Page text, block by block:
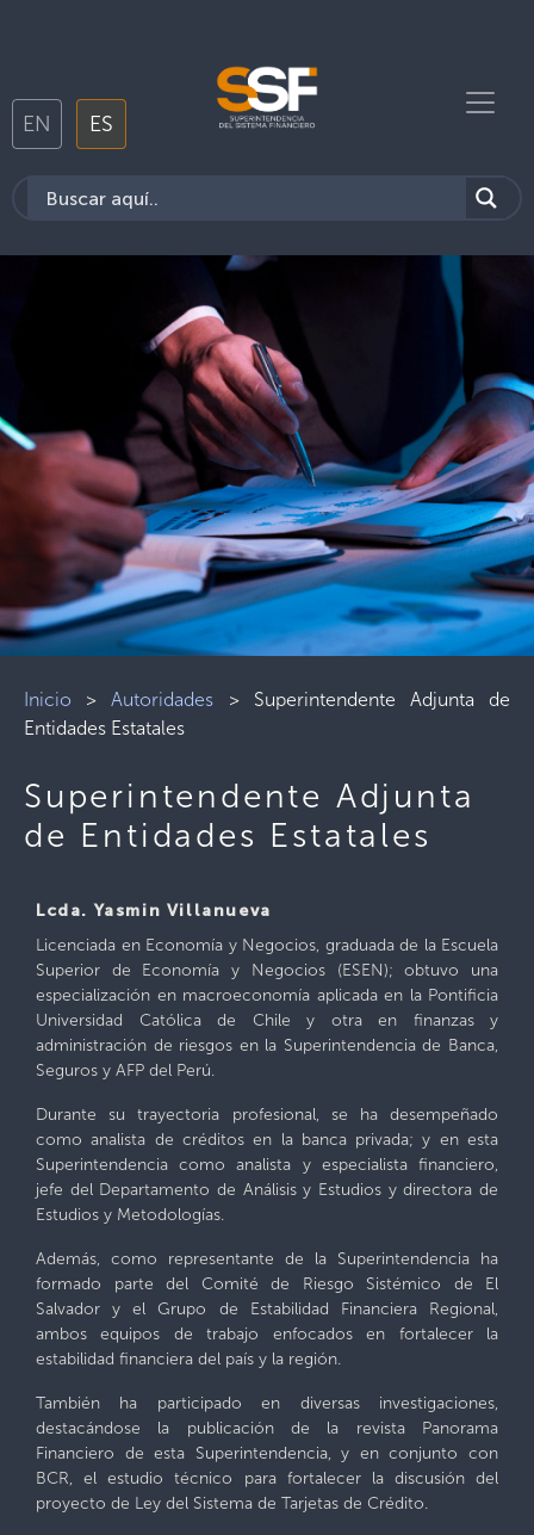
EN ES
Inicio >Autoridades > Superintendente Adjunta de
Entidades Estatales
Superintendente Adjunta
de Entidades Estatales
Lcda. Yasmin Villanueva
Licenciada en Economía y Negocios, graduada de la Escuela
Superior de Economía y Negocios (ESEN); obtuvo una
especialización en macroeconomía aplicada en la Pontificia
Universidad Católica de Chile y otra en finanzas y
administración de riesgos en la Superintendencia de Banca,
Seguros y AFP del Perú.
Durante su trayectoria profesional, se ha desempeñado
como analista de créditos en la banca privada; y en esta
Superintendencia como analista y especialista financiero,
jefe del Departamento de Análisis y Estudios y directora de
Estudios y Metodologías.
Además, como representante de la Superintendencia ha
formado parte del Comité de Riesgo Sistémico de El
Salvador y el Grupo de Estabilidad Financiera Regional,
ambos equipos de trabajo enfocados en fortalecer la
estabilidad financiera del país y la región.
También ha participado en diversas investigaciones,
destacándose la publicación de la revista Panorama
Financiero de esta Superintendencia, y en conjunto con
BCR, el estudio técnico para fortalecer la discusión del
proyecto de Ley del Sistema de Tarjetas de Crédito.